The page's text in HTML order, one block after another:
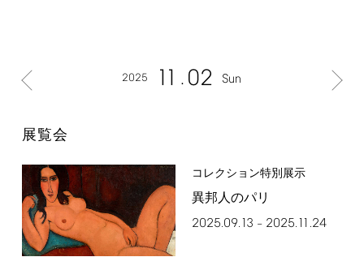
2025 11 02 Sun
展覧会
コレクション特別展示
異邦人のパリ
2025.09.13 – 2025.11.24